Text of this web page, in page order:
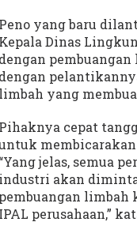
Peno yang baru
Kepala Dinas
dengan
dengan
limbah yang
Pihaknya cepat
“Yang jelas, semua
industri akan
pembuangan limbah
IPAL perusahaan,”